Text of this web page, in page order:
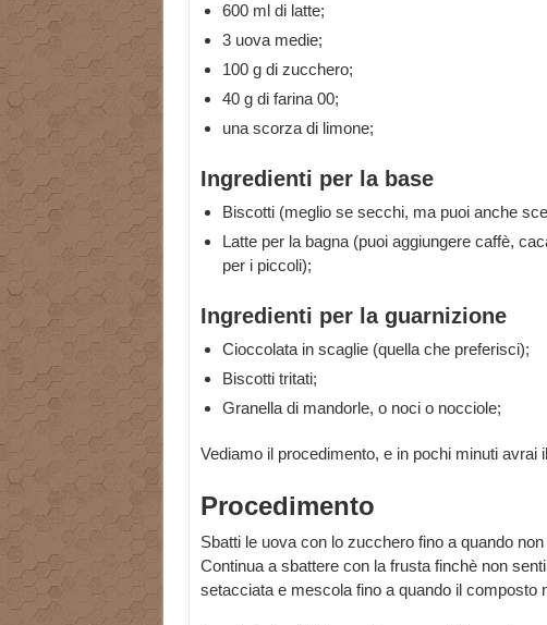
600 ml di latte;
3 uova medie;
100 g di zucchero;
40 g di farina 00;
una scorza di limone;
Ingredienti per la base
Biscotti (meglio se secchi, ma puoi anche
Latte per la bagna (puoi aggiungere caffè,
per i piccoli);
Ingredienti per la guarnizione
Cioccolata in scaglie (quella che preferisci);
Biscotti tritati;
Granella di mandorle, o noci o nocciole;
Vediamo il procedimento, e in pochi minuti
Procedimento
Sbatti le uova con lo zucchero fino a quando
Continua a sbattere con la frusta finchè non
setacciata e mescola fino a quando il composto